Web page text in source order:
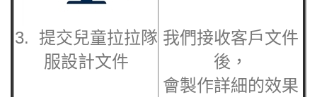
3. 提交兒童拉拉隊
服設計文件
我們接收客戶文件
後，
會製作詳細的效果